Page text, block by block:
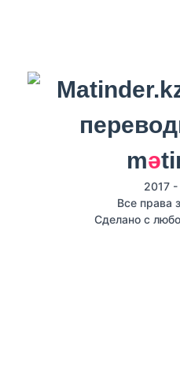
mә
2017
Все права
Сделано с